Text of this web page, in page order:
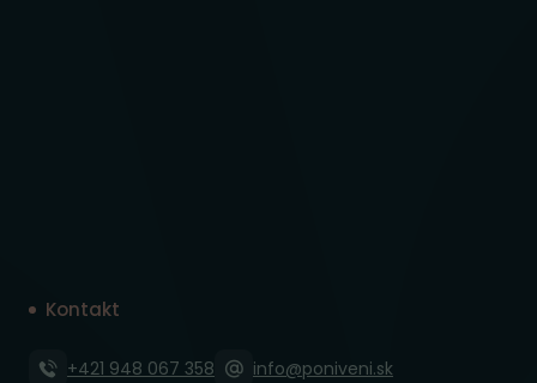
Kontakt
+421 948 067 358 info@poniveni.sk